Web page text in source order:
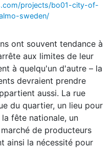
projects/bo01-city-of-
sweden/
ont souvent tendance à
aux limites de leur
à quelqu'un d'autre – la
devraient prendre
aussi. La rue
du quartier, un lieu pour
fête nationale, un
de producteurs
ainsi la nécessité pour